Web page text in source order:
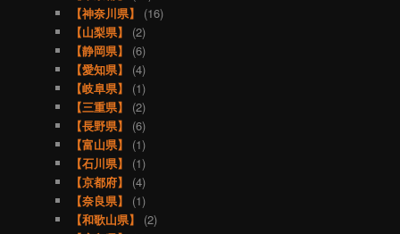
【神奈川県】
(16)
【山梨県】
(2)
【静岡県】
(6)
【愛知県】
(4)
【岐阜県】
(1)
【三重県】
(2)
【長野県】
(6)
【富山県】
(1)
【石川県】
(1)
【京都府】
(4)
【奈良県】
(1)
【和歌山県】
(2)